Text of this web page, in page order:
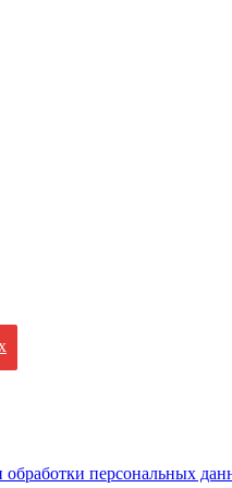
персональных